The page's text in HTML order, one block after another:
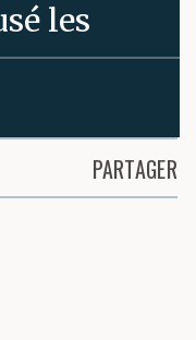
les
eu
de
PARTAGER